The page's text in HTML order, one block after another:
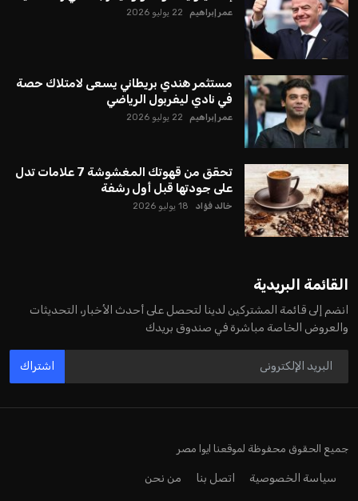
عمر إبراهيم 22 يوليو 2026
مستثمر هندي بريطاني يسعى لامتلاك حصة
في نادي ليفربول الرياضي
عمر إبراهيم 22 يوليو 2026
تحقق من قهوتك المغشوشة 7 علامات تدل
على جودتها قبل أول رشفة
خالد فؤاد 18 يوليو 2026
القائمة البريدية
انضم إلى قائمة المشتركين لدينا لتحصل على أحدث الأخبار، التحديثات
والعروض الخاصة مباشرة في صندوق بريدك
اشتراك
جميع الحقوق محفوظة لموقعنا ايوا مصر
سياسة الخصوصية اتصل بنا من نحن